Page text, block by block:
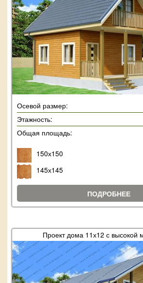
Осевой размер:
Этажность:
Общая площадь:
150х150
145х145
ПОДРОБНЕЕ
Проект дома 11х12 с высокой